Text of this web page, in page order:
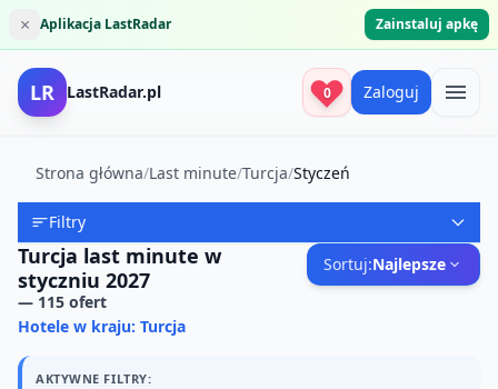
× Aplikacja LastRadar Zainstaluj apkę
LR LastRadar.pl 0 Zaloguj
Strona główna/Last minute/Turcja/Styczeń
Filtry
Turcja last minute w
styczniu 2027
— 115 ofert
Sortuj:Najlepsze
Hotele w kraju: Turcja
AKTYWNE FILTRY: